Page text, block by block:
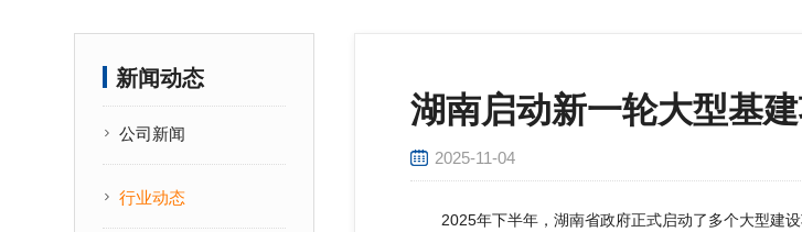
新闻动态
公司新闻
行业动态
湖南启动新一轮大型基
2025-11-04
2025年下半年，湖南省政府正式启动了多个大型建设